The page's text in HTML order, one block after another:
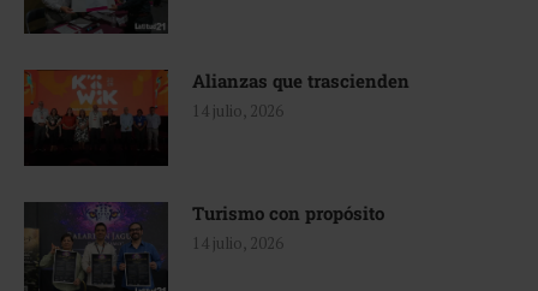
Alianzas que trascienden
14 julio, 2026
Turismo con propósito
14 julio, 2026